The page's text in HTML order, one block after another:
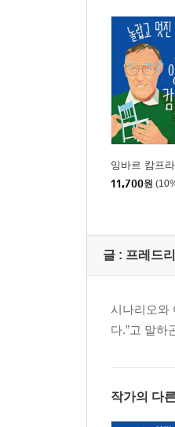
잉바르 캄프
11,700원
글 : 프레드
시나리오와
다.”고 말하
작가의 다